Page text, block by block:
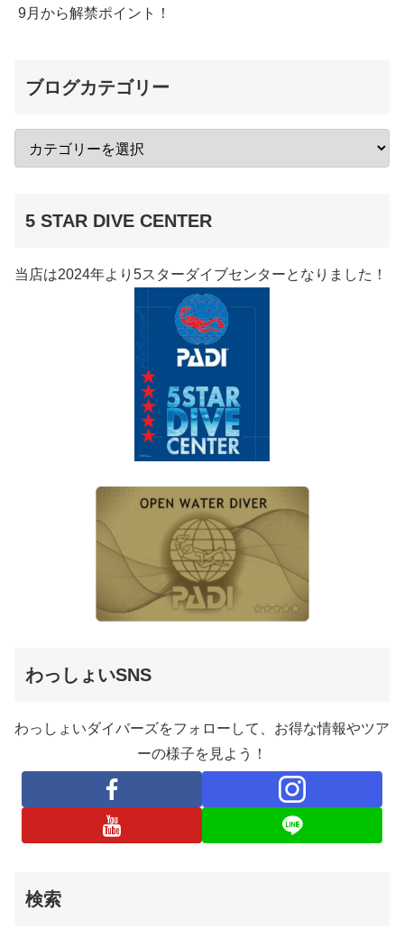
9月から解禁ポイント！
ブログカテゴリー
5 STAR DIVE CENTER
当店は2024年より5スターダイブセンターとなりました！
わっしょいSNS
わっしょいダイバーズをフォローして、お得な情報やツア
ーの様子を見よう！
検索